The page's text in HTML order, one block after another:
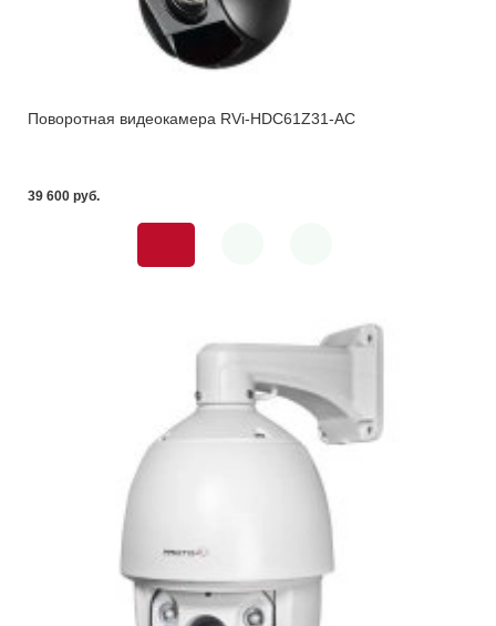
Поворотная видеокамера RVi-HDC61Z31-AC
39 600 pуб.